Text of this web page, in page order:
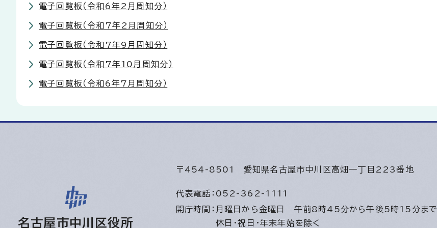
電子回覧板（令和6年2月周知分）
電子回覧板（令和7年2月周知分）
電子回覧板（令和7年9月周知分）
電子回覧板（令和7年10月周知分）
電子回覧板（令和6年7月周知分）
名古屋市中川区役所
〒454-8501 愛知県名古屋市中川区高畑一丁目223番地
代表電話： 052-362-1111
開庁時間： 月曜日から金曜日 午前8時45分から午後5時15分まで
休日・祝日・年末年始を除く